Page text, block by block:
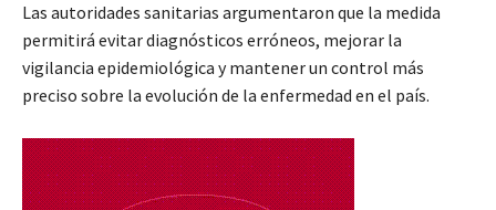
Las autoridades sanitarias argumentaron que la medida
permitirá evitar diagnósticos erróneos, mejorar la
vigilancia epidemiológica y mantener un control más
preciso sobre la evolución de la enfermedad en el país.